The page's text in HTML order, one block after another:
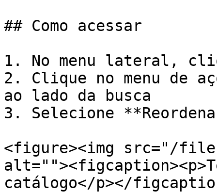
## Como acessar
1. No menu lateral,
2. Clique no menu de
ao lado da busca
3. Selecione
<figure><img src="/files/
catálogo</p></